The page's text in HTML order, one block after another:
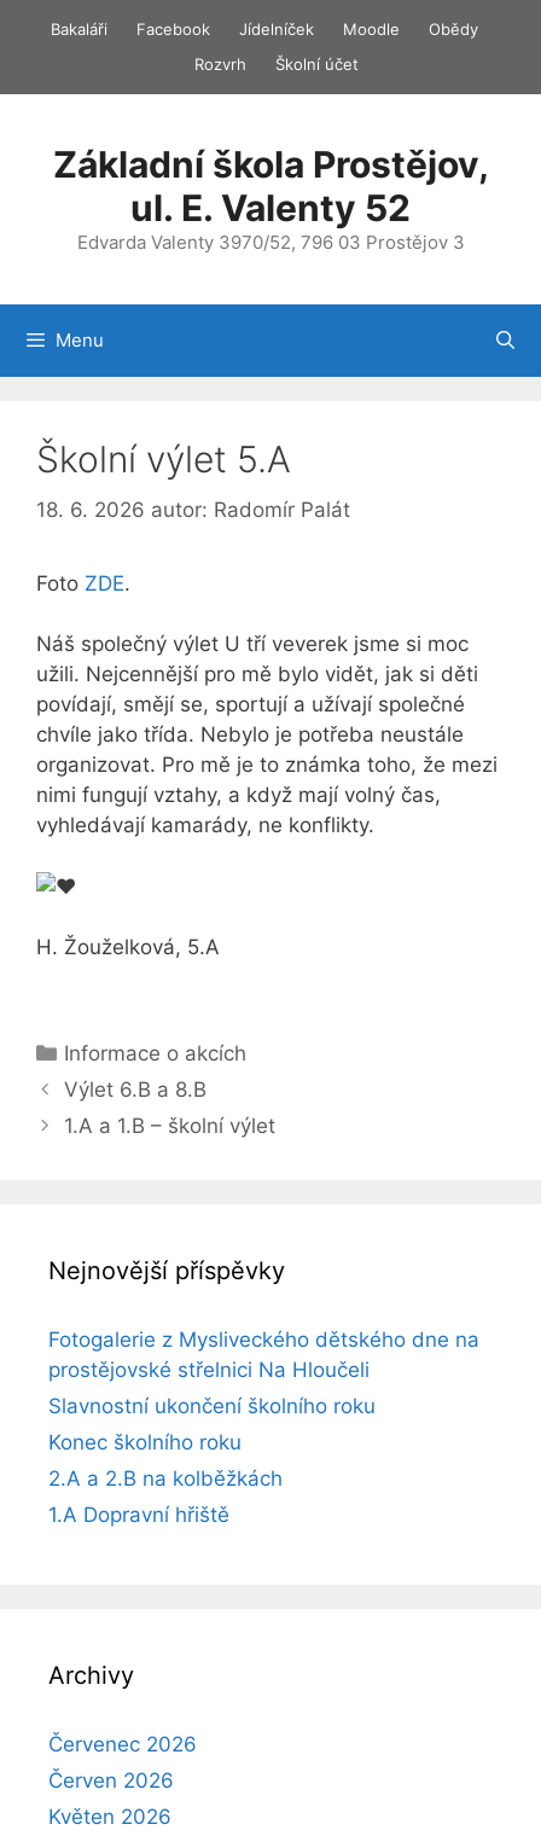
Bakaláři Facebook Jídelníček Moodle
Obědy
Rozvrh
Školní účet
Základní škola Prostějov,
ul. E. Valenty 52
Edvarda Valenty 3970/52, 796 03 Prostějov 3
Menu
Školní výlet 5.A
18. 6. 2026 autor: Radomír Palát
Foto ZDE.
Náš společný výlet U tří veverek jsme si moc
užili. Nejcennější pro mě bylo vidět, jak si děti
povídají, smějí se, sportují a užívají společné
chvíle jako třída. Nebylo je potřeba neustále
organizovat. Pro mě je to známka toho, že mezi
nimi fungují vztahy, a když mají volný čas,
vyhledávají kamarády, ne konflikty.
H. Žouželková, 5.A
Rubriky
Informace o akcích
Výlet 6.B a 8.B
1.A a 1.B – školní výlet
Nejnovější příspěvky
Fotogalerie z Mysliveckého dětského dne na
prostějovské střelnici Na Hloučeli
Slavnostní ukončení školního roku
Konec školního roku
2.A a 2.B na kolběžkách
1.A Dopravní hřiště
Archivy
Červenec 2026
Červen 2026
Květen 2026